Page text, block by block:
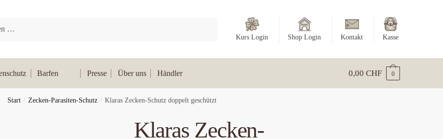
Kurs Login Shop Login Kontakt Kasse
Barfen Presse Über uns Händler 0,00 CHF 0
Start / Zecken-Parasiten-Schutz / Klaras Zecken-Schutz doppelt geschützt
Klaras Zecken-